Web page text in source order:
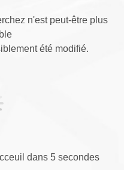
n'est peut-être plus
été modifié.
dans 5 secondes